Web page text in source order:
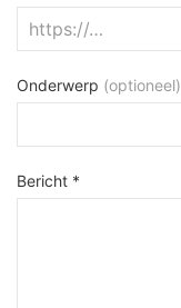
Onderwerp (optioneel)
Bericht *